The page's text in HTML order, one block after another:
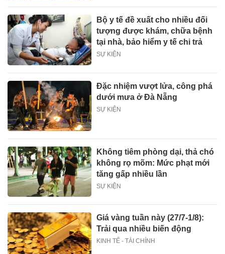
Bộ y tế đề xuất cho nhiều đối
tượng được khám, chữa bệnh
tại nhà, bảo hiểm y tế chi trả
SỰ KIỆN
Đặc nhiệm vượt lửa, công phá
dưới mưa ở Đà Nẵng
SỰ KIỆN
Không tiêm phòng dại, thả chó
không rọ mõm: Mức phạt mới
tăng gấp nhiều lần
SỰ KIỆN
Giá vàng tuần này (27/7-1/8):
Trải qua nhiều biến động
KINH TẾ - TÀI CHÍNH